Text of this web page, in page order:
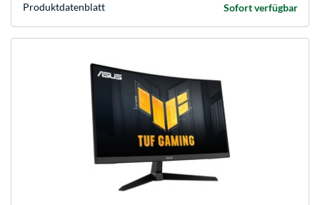
Sofort verfügbar
Produkt­datenblatt